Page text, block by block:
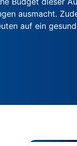
ausmacht.
auf ein